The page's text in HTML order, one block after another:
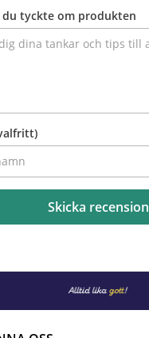
du tyckte om produkten
Skicka recension